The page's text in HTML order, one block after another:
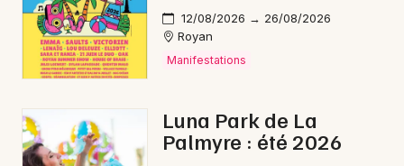
12/08/2026 → 26/08/2026
Royan
Manifestations
Luna Park de La
Palmyre : été 2026